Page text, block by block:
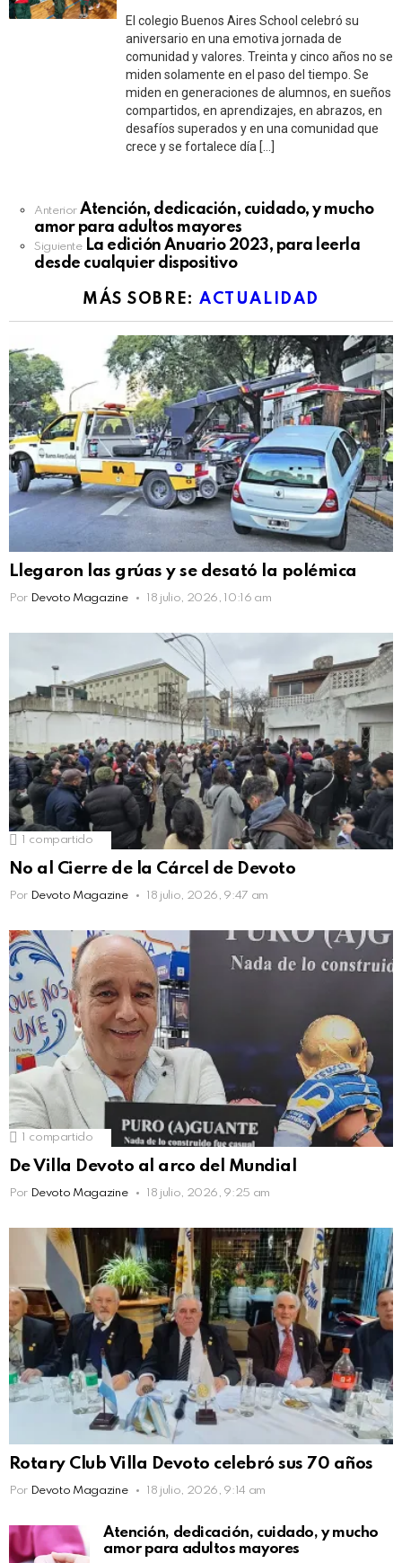
El colegio Buenos Aires School celebró su
aniversario en una emotiva jornada de
comunidad y valores. Treinta y cinco años no se
miden solamente en el paso del tiempo. Se
miden en generaciones de alumnos, en sueños
compartidos, en aprendizajes, en abrazos, en
desafíos superados y en una comunidad que
crece y se fortalece día […]
See
more
Anterior Atención, dedicación, cuidado, y mucho
amor para adultos mayores
Siguiente La edición Anuario 2023, para leerla
desde cualquier dispositivo
MÁS SOBRE:ACTUALIDAD
Llegaron las grúas y se desató la polémica
Por Devoto Magazine 18 julio, 2026, 10:16 am
1 compartido
No al Cierre de la Cárcel de Devoto
Por Devoto Magazine 18 julio, 2026, 9:47 am
1 compartido
De Villa Devoto al arco del Mundial
Por Devoto Magazine 18 julio, 2026, 9:25 am
Rotary Club Villa Devoto celebró sus 70 años
Por Devoto Magazine 18 julio, 2026, 9:14 am
Atención, dedicación, cuidado, y mucho
amor para adultos mayores